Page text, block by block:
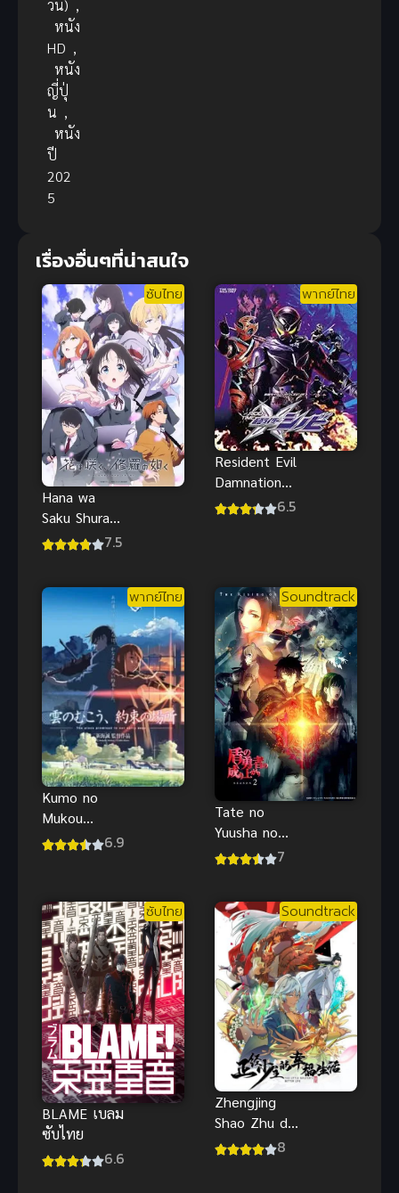
วัน) ,
หนัง
HD ,
หนัง
ญี่ปุ่
น ,
หนัง
ปี
202
5
เรื่องอื่นๆที่น่าสนใจ
ซับไทย
Hana wa
Saku Shura
no Gotoku7.5
พากย์ไทย
Resident Evil
Damnation
สงครามดับ6.5
พากย์ไทย
Kumo no
Mukou
Yakusoku no
ไทยดูฟรีจ้า
6.9
Soundtrack
Tate no
Yuusha no
Nariagari 2 ผู้
7
ซับไทย
BLAME เบลม
ซับไทย
6.6
Soundtrack
Zhengjing
Shao Zhu de
Xingfu
8